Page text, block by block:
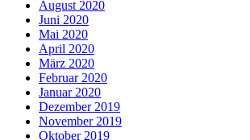
August 2020
Juni 2020
Mai 2020
April 2020
März 2020
Februar 2020
Januar 2020
Dezember 2019
November 2019
Oktober 2019